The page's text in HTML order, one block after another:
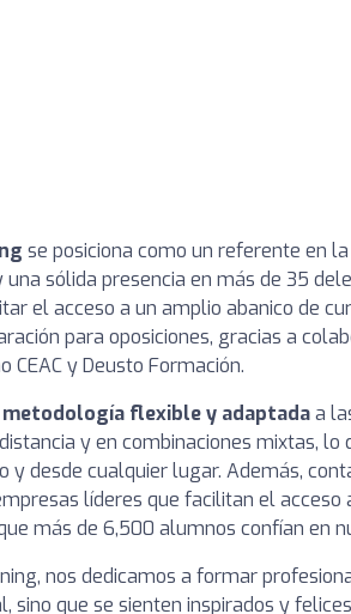
se posiciona como un referente en
una sólida presencia en más de 35
el acceso a un amplio abanico de
para oposiciones, gracias a
CEAC y Deusto Formación.
metodología flexible y adaptadaa
y en combinaciones mixtas,
y desde cualquier lugar. Además,
líderes que facilitan el
más de 6,500 alumnos confían en
nos dedicamos a formar
sino que se sienten inspirados y